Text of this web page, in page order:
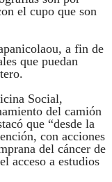
el cupo que son
a fin de
que puedan
Social,
del camión
que “desde la
con acciones
del cáncer de
acceso a estudios